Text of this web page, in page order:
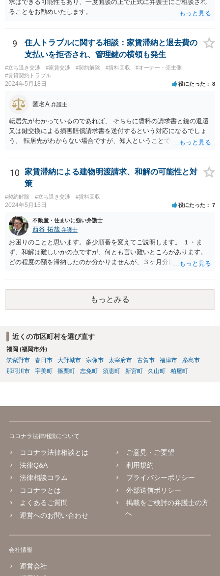
求はできる可能性もあり、一度面談の上で正式に弁護士にご相談され
ることをお勧めいたします。
9
住人トラブルに関する相談：家賃滞納と退去費の
支払いを拒否され、管理鍵の横領も発生
#立ち退き交渉 #家賃交渉 #契約解除 #賃料回収
#オーナー・売主側
#賃貸契約トラブル
2024年5月18日 役にたった 8
匿名A 弁護士
転居先がわかっているのであれば、 そちらに賃料の請求書と鍵の返還
又は鍵交換による損害賠償請求書を送付するという対応になるでしょ
う。 転居先がわからない場合ですが、知人ということで、連絡がつく
で、適切な対応が望めない場合は、債権回収を弁護士に依頼すること
をご検討ください。
10
家賃滞納による建物明渡請求、和解の可能性と対
策
#契約解除 #立ち退き交渉 #賃料回収
2024年5月15日 役にたった 7
不動産・住まいに強い弁護士
西谷 拓哉 弁護士
お困りのことと思います。多少順番を変えてご説明します。 １・ま
ず、和解は難しいかの点ですが、何とも言い難いところがあります。
どの程度の額を滞納したのか分かりませんが、３ヶ月分以上滞納した
れたと評価され、来月払えるからと言って、大家があなたとの賃貸借
契約が解約できることに変わりなくなってしまうからです。 そのよう
な場合、相手が、「もう出て行って欲しい」と考えていれば、引き続
き居住する前提での和解は難しい可能性があります。 ２・弁護士が事
頼を受けられないかもしれないです。依頼を受けるにしても厳しめの
リスクを踏まえた上でのものとなる可能性があります。 定型的な事件
依頼となるかもわからず、着手金額もなんともいえないと思います。
複数事務所にあたり、着手金額を確認されるとよいと思います。 ３・
もっとみる
近くの市区町村を選び直す
福岡 (福岡市外)
筑紫野市
春日市 大野城市 宗像市 太宰府市 古賀市 福津市
糸島市
那珂川市
宇美町 篠栗町 志免町 須恵町 新宮町 久山町 粕屋町
ココナラ法律相談について
ココナラ法律相談とは
法律Q&A
法律相談コラム
ココナラとは
よくあるご質問
運営へのお問い合わせ
ご意見・ご要望
利用規約
プライバシーポリシー
外部送信ポリシー
掲載をご検討の弁護士の方
へ
会社情報
運営会社